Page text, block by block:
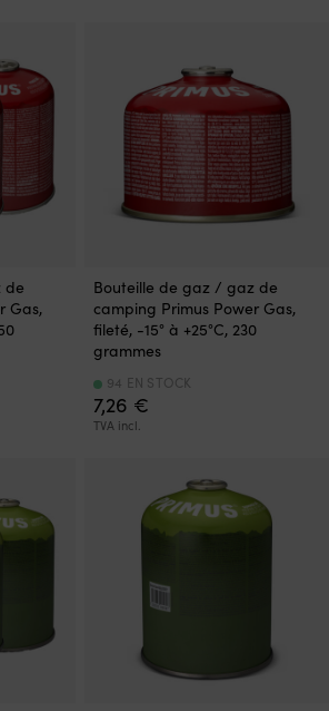
de
Gas,
Bouteille de gaz / gaz de
camping Primus Power Gas,
fileté, -15° à +25°C, 230
grammes
7,26 €
TVA incl.
94 EN STOCK